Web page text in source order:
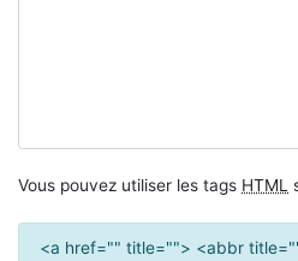
Vous pouvez utiliser les tags HTML
<a href="" title=""> <abbr